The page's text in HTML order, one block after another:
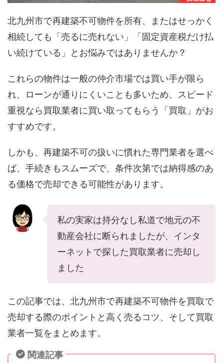
北九州市で再建築不可物件を所有、またはせっかく
相続しても「売るに売れない」「固定資産税だけ払
い続けている」とお悩みではありませんか？
これらの物件は一般の仲介市場では買い手が限ら
れ、ローンが通りにくいことも多いため、スピード
重視なら買取業者に買い取ってもらう「買取」がお
すすめです。
しかも、再建築不可の扱いに慣れた専門業者を選べ
ば、手続きもスムーズで、条件次第では納得感のあ
る価格で売却できる可能性があります。
私の実家は持分なし私道で地元の不
動産会社に断られましたが、インタ
ーネットで探した買取業者に売却し
ました
この記事では、北九州市で再建築不可物件を買取で
売却する際のポイントと高く売るコツ、そして買取
業者一覧をまとめます。
関連記事